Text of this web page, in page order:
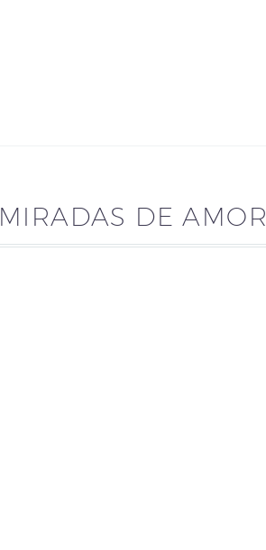
MIRADAS DE AMOR